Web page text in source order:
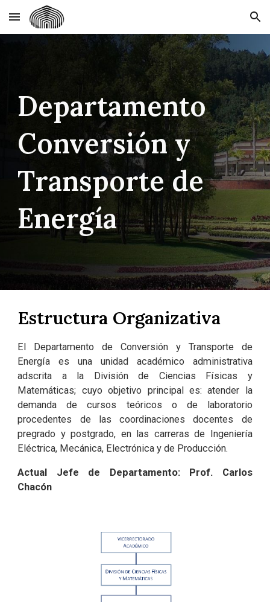
Skip to main content Skip to navigation
Departamento
Conversión y
Transporte de
Energía
Estructura Organizativa
El Departamento de Conversión y Transporte de
Energía es una unidad académico administrativa
adscrita a la División de Ciencias Físicas y
Matemáticas; cuyo objetivo principal es: atender la
demanda de cursos teóricos o de laboratorio
procedentes de las coordinaciones docentes de
pregrado y postgrado, en las carreras de Ingeniería
Eléctrica, Mecánica, Electrónica y de Producción.
Actual Jefe de Departamento: Prof. Carlos
Chacón